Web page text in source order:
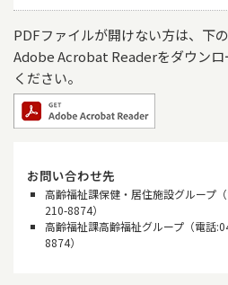
PDFファイルが開けない方は、下
Adobe Acrobat Readerをダウンロ
ください。
お問い合わせ先
高齢福祉課保健・居住施設グループ
210-8874）
高齢福祉課高齢福祉グループ（電話
8874）